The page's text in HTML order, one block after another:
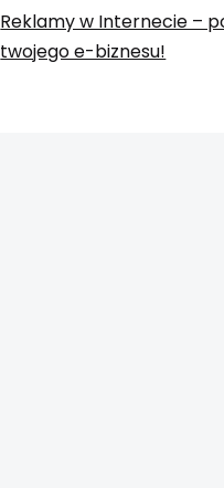
Reklamy w Internecie –
twojego e-biznesu!